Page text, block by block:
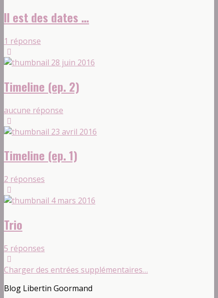
Il est des dates …
1 réponse
28 juin 2016
Timeline (ep. 2)
aucune réponse
23 avril 2016
Timeline (ep. 1)
2 réponses
4 mars 2016
Trio
5 réponses
Charger des entrées supplémentaires…
Blog Libertin Goormand